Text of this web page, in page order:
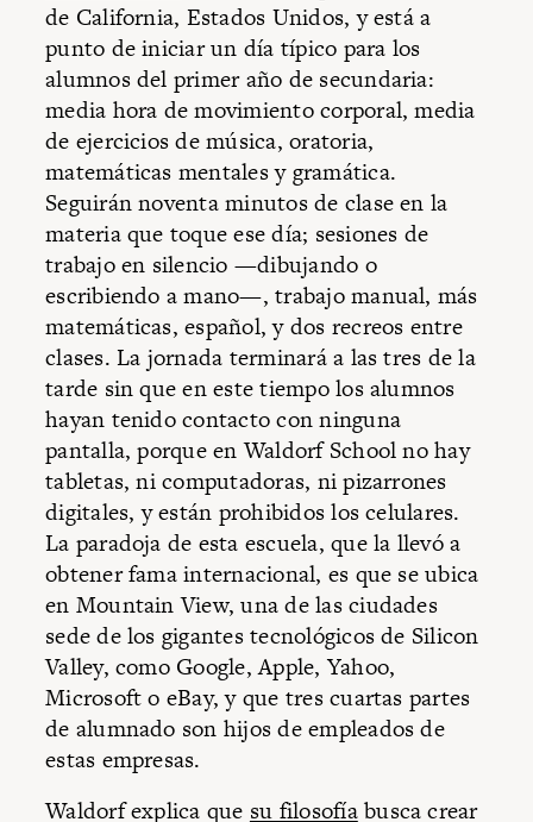
de California, Estados Unidos, y está a
punto de iniciar un día típico para los
alumnos del primer año de secundaria:
media hora de movimiento corporal, media
de ejercicios de música, oratoria,
matemáticas mentales y gramática.
Seguirán noventa minutos de clase en la
materia que toque ese día; sesiones de
trabajo en silencio —dibujando o
escribiendo a mano—, trabajo manual, más
matemáticas, español, y dos recreos entre
clases. La jornada terminará a las tres de la
tarde sin que en este tiempo los alumnos
hayan tenido contacto con ninguna
pantalla, porque en Waldorf School no hay
tabletas, ni computadoras, ni pizarrones
digitales, y están prohibidos los celulares.
La paradoja de esta escuela, que la llevó a
obtener fama internacional, es que se ubica
en Mountain View, una de las ciudades
sede de los gigantes tecnológicos de Silicon
Valley, como Google, Apple, Yahoo,
Microsoft o eBay, y que tres cuartas partes
de alumnado son hijos de empleados de
estas empresas.
Waldorf explica que su filosofíabusca crear